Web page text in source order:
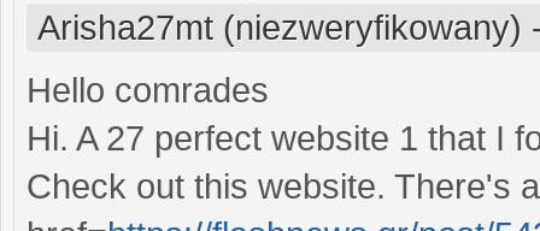
Arisha27mt (niezweryfikowany)
Hello comrades
Hi. A 27 perfect website 1 that I
Check out this website. There's